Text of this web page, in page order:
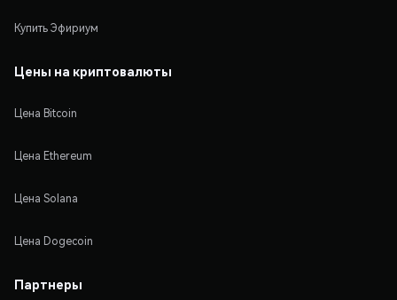
Купить Эфириум
Цены на криптовалюты
Цена Bitcoin
Цена Ethereum
Цена Solana
Цена Dogecoin
Партнеры